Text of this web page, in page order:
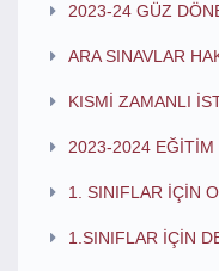
2023-24 GÜZ
ARA SINAVLAR
KISMİ ZAMANLI
2023-2024 EĞİTİM
1. SINIFLAR İÇİN
1.SINIFLAR İÇİN